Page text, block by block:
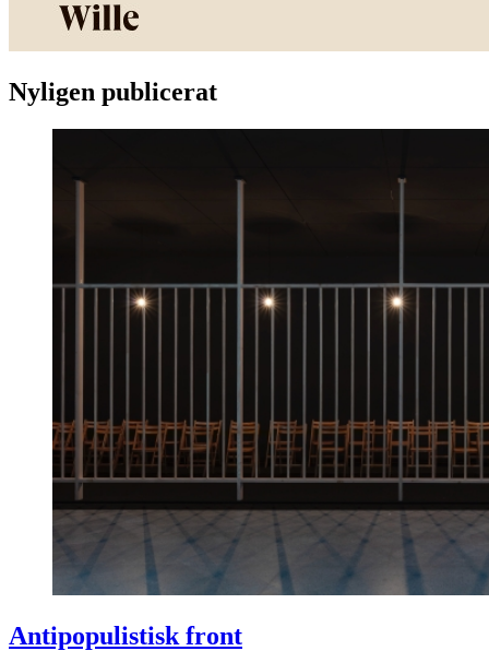
Nyligen publicerat
Antipopulistisk front